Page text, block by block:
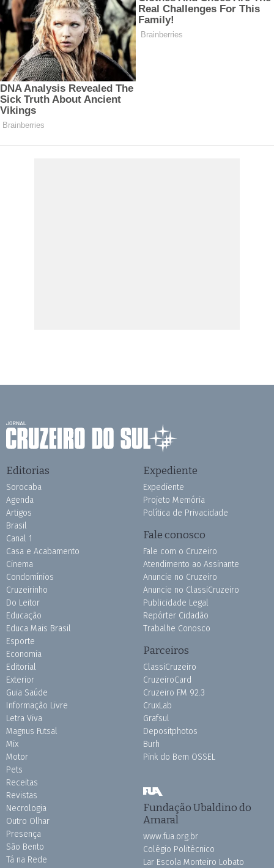
Editorias
Sorocaba
Agenda
Artigos
Brasil
Canal 1
Casa e Acabamento
Cinema
Condomínios
Cruzeirinho
Do Leitor
Educação
Educa Mais Brasil
Esporte
Economia
Editorial
Exterior
Guia Saúde
Informação Livre
Letra Viva
Magnus Futsal
Mix
Motor
Pets
Receitas
Revistas
Necrologia
Outro Olhar
Presença
São Bento
Tá na Rede
Expediente
Expediente
Projeto Memória
Política de Privacidade
Fale conosco
Fale com o Cruzeiro
Atendimento ao Assinante
Anuncie no Cruzeiro
Anuncie no ClassiCruzeiro
Publicidade Legal
Repórter Cidadão
Trabalhe Conosco
Parceiros
ClassiCruzeiro
CruzeiroCard
Cruzeiro FM 92.3
CruxLab
Grafsul
Depositphotos
Burh
Pink do Bem OSSEL
Fundação Ubaldino do
Amaral
www.fua.org.br
Colégio Politécnico
Lar Escola Monteiro Lobato